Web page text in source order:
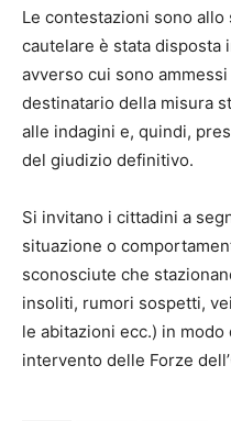
Le contestazioni sono
cautelare è stata disposta
avverso cui sono
destinatario della misura
alle indagini e, quindi,
del giudizio definitivo.
Si invitano i cittadini a
situazione o
sconosciute che
insoliti, rumori sospetti,
le abitazioni ecc.) in
intervento delle Forze